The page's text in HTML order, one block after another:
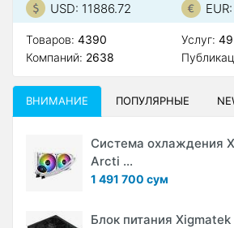
USD: 11886.72
Товаров: 4390
Компаний: 2638
Услуг: 49
ВНИМАНИЕ ПОПУЛЯРНЫЕ
Система охлаждения
Arcti ...
1 491 700 сум
Блок питания